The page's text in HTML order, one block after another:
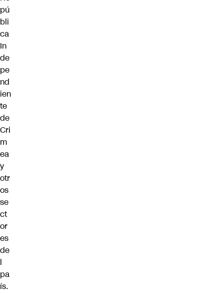
pú
bli
ca
In
de
pe
nd
ien
te
de
Cri
m
ea
y
otr
os
se
ct
or
es
de
l
pa
ís.